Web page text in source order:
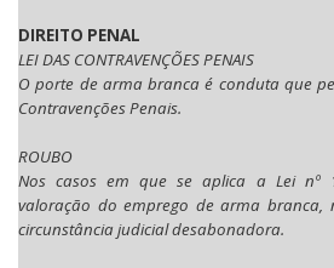
DIREITO PENAL
LEI DAS CONTRAVENÇÕES PENAIS
O porte de arma branca é conduta que
Contravenções Penais.
ROUBO
Nos casos em que se aplica a Lei nº
valoração do emprego de arma branca,
circunstância judicial desabonadora.